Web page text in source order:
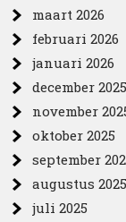
maart 2026
februari 2026
januari 2026
december 2025
november
oktober 2025
september
augustus 2025
juli 2025